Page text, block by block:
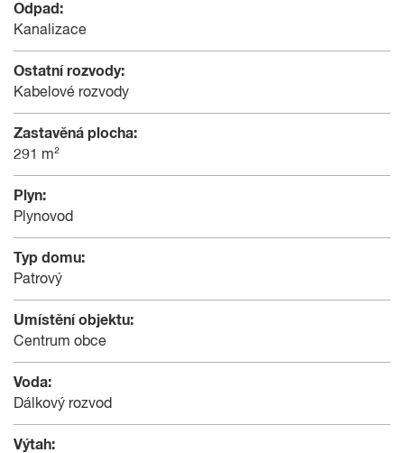
Odpad:
Kanalizace
Ostatní rozvody:
Kabelové rozvody
Zastavěná plocha:
291 m²
Plyn:
Plynovod
Typ domu:
Patrový
Umístění objektu:
Centrum obce
Voda:
Dálkový rozvod
Výtah: